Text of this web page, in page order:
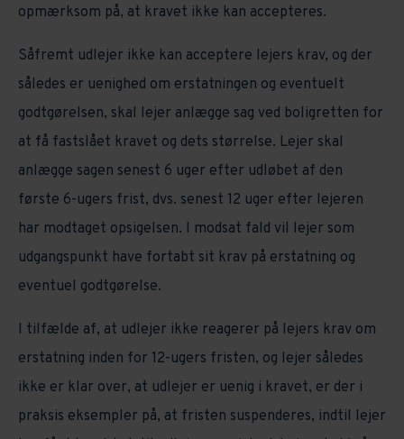
opmærksom på, at kravet ikke kan accepteres.
Såfremt udlejer ikke kan acceptere lejers krav, og der
således er uenighed om erstatningen og eventuelt
godtgørelsen, skal lejer anlægge sag ved boligretten for
at få fastslået kravet og dets størrelse. Lejer skal
anlægge sagen senest 6 uger efter udløbet af den
første 6-ugers frist, dvs. senest 12 uger efter lejeren
har modtaget opsigelsen. I modsat fald vil lejer som
udgangspunkt have fortabt sit krav på erstatning og
eventuel godtgørelse.
I tilfælde af, at udlejer ikke reagerer på lejers krav om
erstatning inden for 12-ugers fristen, og lejer således
ikke er klar over, at udlejer er uenig i kravet, er der i
praksis eksempler på, at fristen suspenderes, indtil lejer